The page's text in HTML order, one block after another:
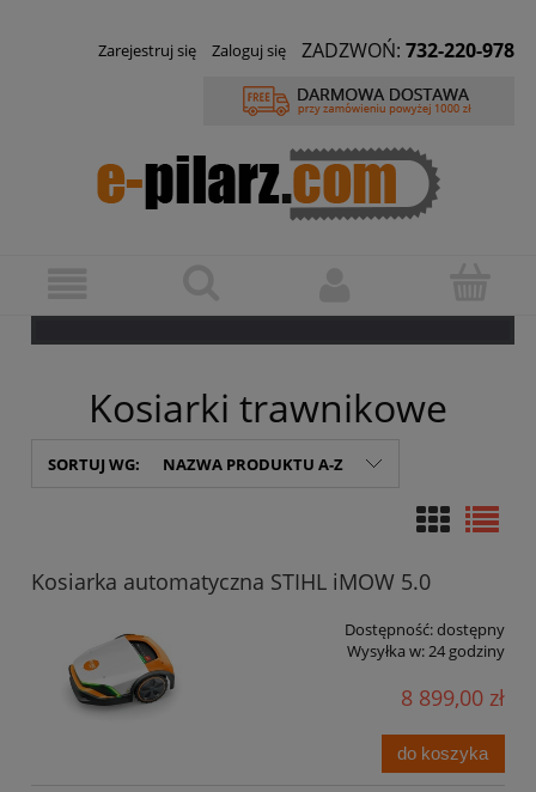
Zarejestruj się Zaloguj się ZADZWOŃ: 732-220-978
Kosiarki trawnikowe
SORTUJ WG: NAZWA PRODUKTU A-Z
Kosiarka automatyczna STIHL iMOW 5.0
Dostępność:dostępny
Wysyłka w:24 godziny
8 899,00 zł
do koszyka